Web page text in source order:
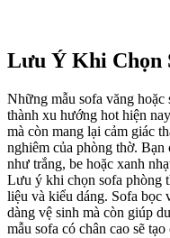
Lưu Ý Khi Chọn
Những mẫu sofa văng
thành xu hướng hot hiện
mà còn mang lại cảm giác
nghiêm của phòng thờ. Bạn
như trắng, be hoặc xanh
Lưu ý khi chọn sofa phòng
liệu và kiểu dáng. Sofa bọc
dàng vệ sinh mà còn giúp
mẫu sofa có chân cao sẽ